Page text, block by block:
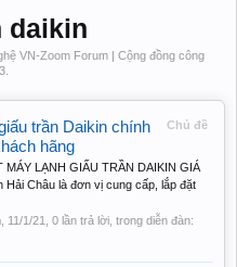
daikin
VN-Zoom Forum | Cộng đồng công
Chủ đề
trần Daikin chính
hãng
LẠNH GIẤU TRẦN DAIKIN GIÁ
Hải Châu là đơn vị cung cấp, lắp đặt
11/1/21
, 0 lần trả lời, trong diễn đàn: